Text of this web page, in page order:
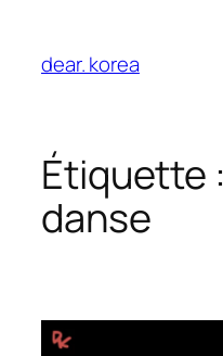
contenu
dear. korea
Étiquette :
danse